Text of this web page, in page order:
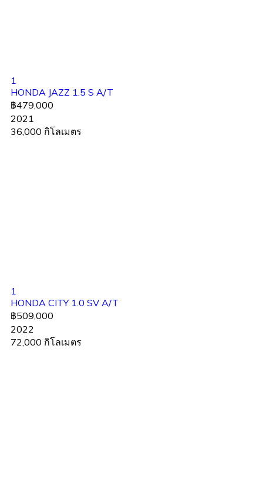
1
HONDA JAZZ 1.5 S A/T
฿479,000
2021
36,000 กิโลเมตร
1
HONDA CITY 1.0 SV A/T
฿509,000
2022
72,000 กิโลเมตร